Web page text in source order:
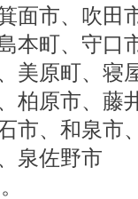
面市、吹田
本町、守口
美原町、寝
柏原市、藤
市、和泉市
泉佐野市